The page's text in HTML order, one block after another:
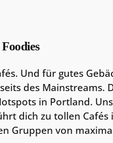
Und für gutes
des Mainstreams.
in Portland.
dich zu tollen Cafés
Gruppen von